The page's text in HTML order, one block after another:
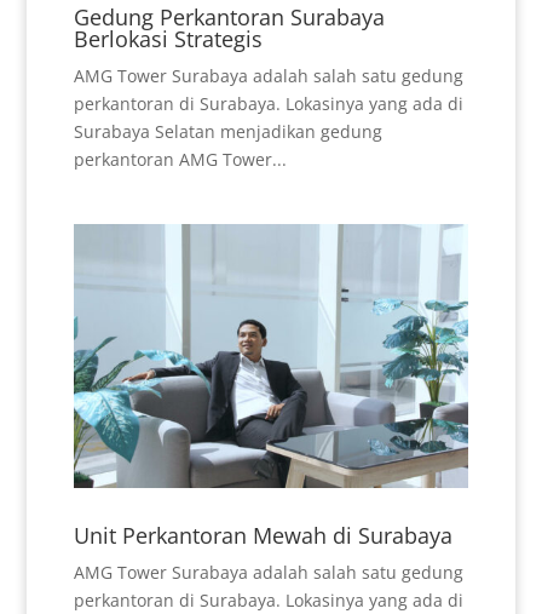
Gedung Perkantoran Surabaya
Berlokasi Strategis
AMG Tower Surabaya adalah salah satu gedung
perkantoran di Surabaya. Lokasinya yang ada di
Surabaya Selatan menjadikan gedung
perkantoran AMG Tower...
Unit Perkantoran Mewah di Surabaya
AMG Tower Surabaya adalah salah satu gedung
perkantoran di Surabaya. Lokasinya yang ada di